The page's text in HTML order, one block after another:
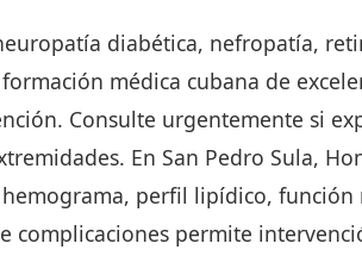
diabética, nefropatía,
médica cubana de
Consulte urgentemente si
En San Pedro Sula,
perfil lipídico,
complicaciones permite